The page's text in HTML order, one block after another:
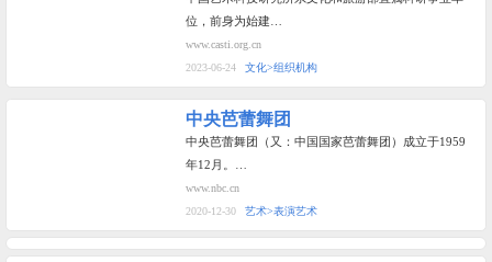
位，前身为始建…
www.casti.org.cn
2023-06-24
文化>组织机构
中央芭蕾舞团
中央芭蕾舞团（又：中国国家芭蕾舞团）成立于1959
年12月。…
www.nbc.cn
2020-12-30
艺术>表演艺术